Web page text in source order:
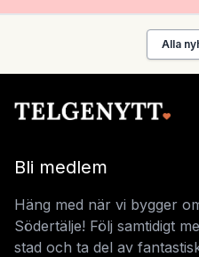
Alla
Bli medlem
Häng med när vi bygger
Södertälje! Följ samtidigt
stad och ta del av